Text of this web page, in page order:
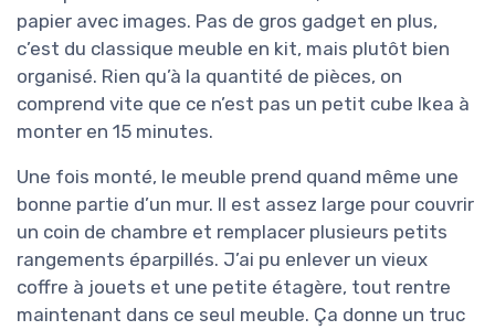
papier avec images. Pas de gros gadget en plus,
c’est du classique meuble en kit, mais plutôt bien
organisé. Rien qu’à la quantité de pièces, on
comprend vite que ce n’est pas un petit cube Ikea à
monter en 15 minutes.
Une fois monté, le meuble prend quand même une
bonne partie d’un mur. Il est assez large pour couvrir
un coin de chambre et remplacer plusieurs petits
rangements éparpillés. J’ai pu enlever un vieux
coffre à jouets et une petite étagère, tout rentre
maintenant dans ce seul meuble. Ça donne un truc